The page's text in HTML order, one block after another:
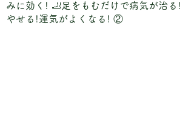
みに効く! 🦶足をもむだけで病気が治る!
やせる!運気がよくなる! ②